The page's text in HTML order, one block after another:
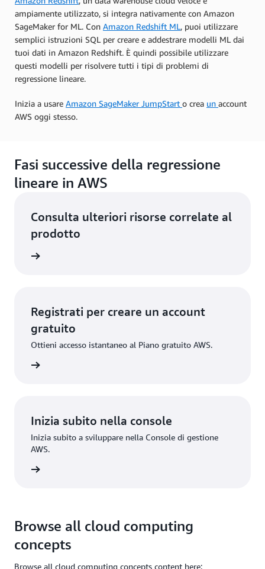
ampiamente utilizzato, si integra nativamente con Amazon
SageMaker for ML. Con Amazon Redshift ML, puoi utilizzare
semplici istruzioni SQL per creare e addestrare modelli ML dai
tuoi dati in Amazon Redshift. È quindi possibile utilizzare
questi modelli per risolvere tutti i tipi di problemi di
regressione lineare.
Inizia a usare Amazon SageMaker JumpStart o crea un account
AWS oggi stesso.
Fasi successive della regressione
lineare in AWS
Consulta ulteriori risorse correlate al
prodotto
Registrati per creare un account
gratuito
Ottieni accesso istantaneo al Piano gratuito AWS.
Inizia subito nella console
Inizia subito a sviluppare nella Console di gestione
AWS.
Browse all cloud computing
concepts
Browse all cloud computing concepts content here: